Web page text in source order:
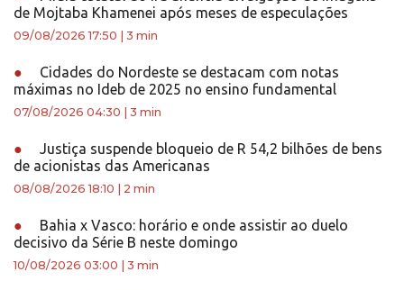
de Mojtaba Khamenei após meses de especulações
09/08/2026 17:50 3 min
●
Cidades do Nordeste se destacam com notas
máximas no Ideb de 2025 no ensino fundamental
07/08/2026 04:30 3 min
●
Justiça suspende bloqueio de R 54,2 bilhões de bens
de acionistas das Americanas
08/08/2026 18:10 2 min
●
Bahia x Vasco: horário e onde assistir ao duelo
decisivo da Série B neste domingo
10/08/2026 03:00 3 min